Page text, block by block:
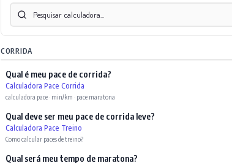
CORRIDA
Qual é meu pace de corrida?
Calculadora Pace Corrida
calculadora pace min/km pace maratona
Qual deve ser meu pace de corrida leve?
Calculadora Pace Treino
Como calcular paces de treino?
Qual será meu tempo de maratona?